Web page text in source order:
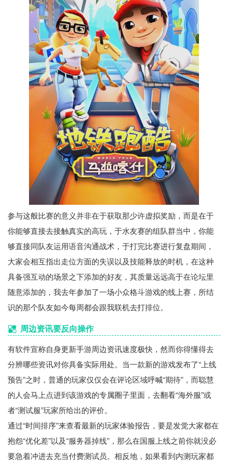
参与这般比赛的意义并非在于获取那少许虚拟奖励，而是在于
你能够直接去接触真实的高玩，于水友赛的组队群当中，你能
够直接同队友运用语音沟通战术，于打完比赛进行复盘期间，
大家会相互指出走位方面的失误以及技能释放的时机，在这种
具备强互动的场景之下添加的好友，其质量远远高于在论坛里
随意添加的，我去年参加了一场小众格斗游戏的线上赛，所结
识的那个队友如今每周都会跟我联机去打排位。
周边资讯要反向操作
有软件宣称自身更新手游周边资讯速度极快，然而你得懂得去
分辨哪些资讯对你具备实际用处。当一款新的游戏发布了“上线
预告”之时，普通的玩家仅仅会在评论区域呼喊“期待”，而聪慧
的人会马上点进到该游戏的专属圈子里面，去翻看“海外服”或
者“测试服”玩家所给出的评价。
通过“时间排序”来查看最新的玩家体验报告，要是发觉大家都在
抱怨“优化差”以及“服务器掉线”，那么在国服上线之前你就没必
要急着冲进去充当付费测试员。相反地，如果看到内测玩家都